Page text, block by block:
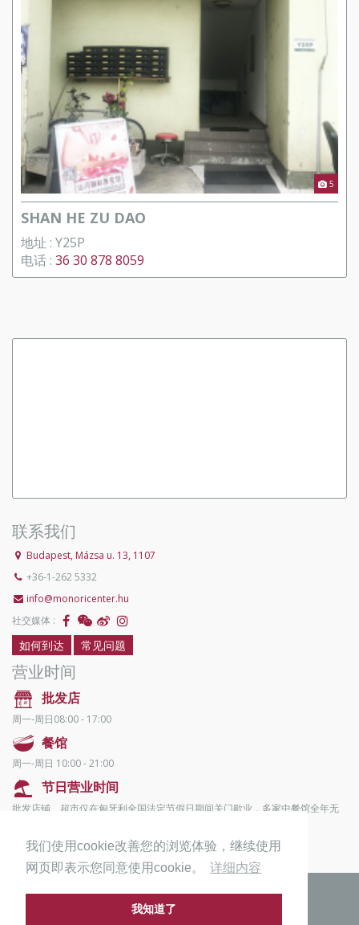
我们使用cookie改善您的浏览体验，继续使用
网页即表示您同意使用cookie。
详细内容
我知道了
5
SHAN HE ZU DAO
地址 : Y25P
电话 : 36 30 878 8059
联系我们
Budapest, Mázsa u. 13, 1107
+36-1-262 5332
info@monoricenter.hu
社交媒体 :
如何到达 常见问题
营业时间
批发店
周一-周日08:00 - 17:00
餐馆
周一-周日 10:00 - 21:00
节日营业时间
批发店铺、超市仅在匈牙利全国法定节假日期间关门歇业，多家中餐馆全年无
© 2011-2026 Monori Center, 版权所有
隐私政策